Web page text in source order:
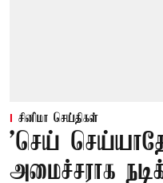
சினிமா செய்திகள்
'செய்
அமைச்சராக